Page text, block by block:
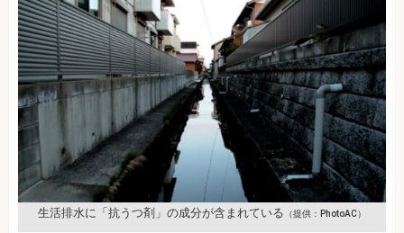
生活排水に「抗うつ剤」の成分が含まれている （提供：PhotoAC）